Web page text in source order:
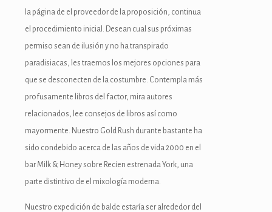
la página de el proveedor de la proposición, continua
el procedimiento inicial. Desean cual sus próximas
permiso sean de ilusión y no ha transpirado
paradisiacas, les traemos los mejores opciones para
que se desconecten de la costumbre. Contempla más
profusamente libros del factor, mira autores
relacionados, lee consejos de libros así­ como
mayormente. Nuestro Gold Rush durante bastante ha
sido condebido acerca de las años de vida 2000 en el
bar Milk & Honey sobre Recien estrenada York, una
parte distintivo de el mixología moderna.
Nuestro expedición de balde estaría ser alrededor del